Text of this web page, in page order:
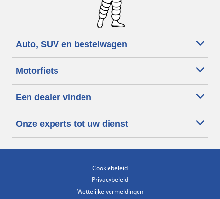
Auto, SUV en bestelwagen
Motorfiets
Een dealer vinden
Onze experts tot uw dienst
Cookiebeleid
Privacybeleid
Wettelijke vermeldingen